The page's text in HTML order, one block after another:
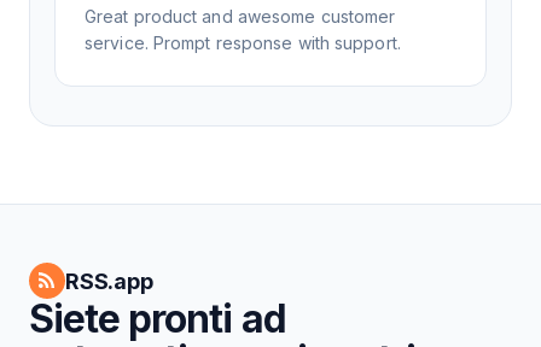
Great product and awesome customer
service. Prompt response with support.
RSS.app
Siete pronti ad